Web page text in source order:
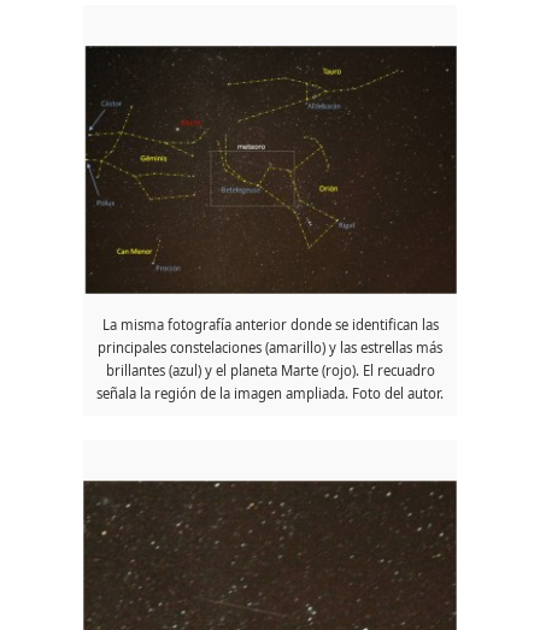
La misma fotografía anterior donde se identifican las
principales constelaciones (amarillo) y las estrellas más
brillantes (azul) y el planeta Marte (rojo). El recuadro
señala la región de la imagen ampliada. Foto del autor.